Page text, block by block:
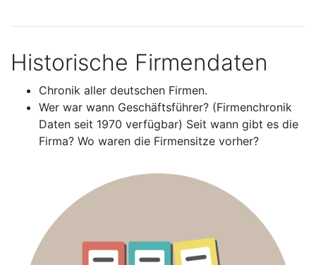
Historische Firmendaten
Chronik aller deutschen Firmen.
Wer war wann Geschäftsführer? (Firmenchronik
Daten seit 1970 verfügbar) Seit wann gibt es die
Firma? Wo waren die Firmensitze vorher?